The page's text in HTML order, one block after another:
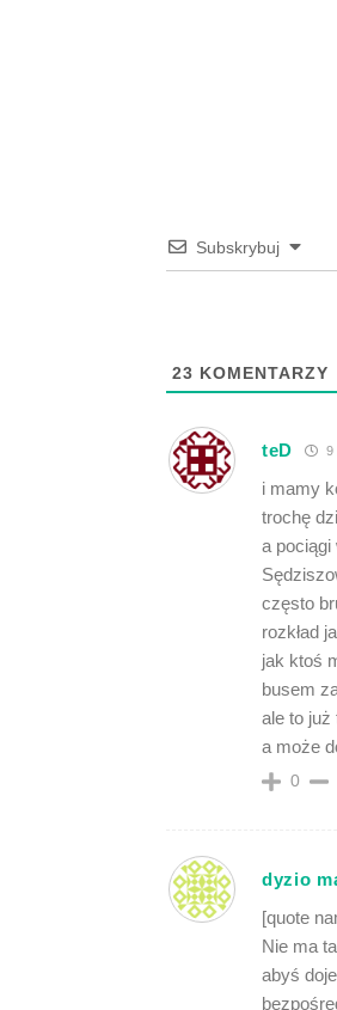
Subskrybuj
23 KOMENTARZY
teD 9
i mamy
trochę
a
często
rozkład
jak ktoś
busem
ale to
a może
0
dyzio
[quote
Nie ma
abyś